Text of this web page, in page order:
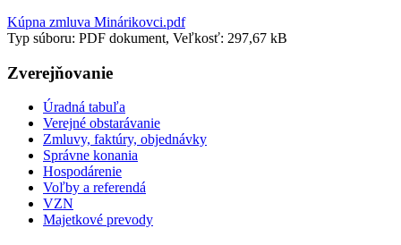
Kúpna zmluva Minárikovci.pdf
Typ súboru: PDF dokument, Veľkosť: 297,67 kB
Zverejňovanie
Úradná tabuľa
Verejné obstarávanie
Zmluvy, faktúry, objednávky
Správne konania
Hospodárenie
Voľby a referendá
VZN
Majetkové prevody